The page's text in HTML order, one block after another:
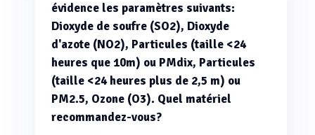
évidence les paramètres suivants:
Dioxyde de soufre (SO2), Dioxyde
d'azote (NO2), Particules (taille <24
heures que 10m) ou PMdix, Particules
(taille <24 heures plus de 2,5 m) ou
PM2.5, Ozone (O3). Quel matériel
recommandez-vous?